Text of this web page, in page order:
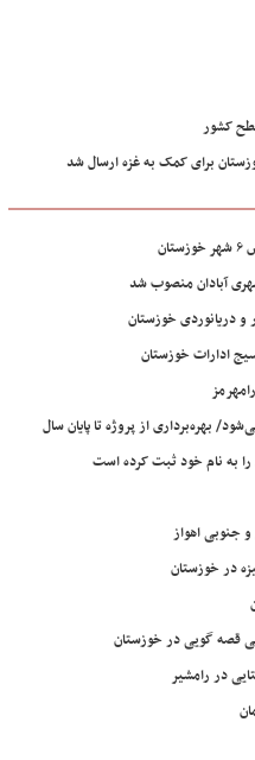
کشور
برای کمک به غزه ارسال شد
آبادان منصوب شد
و دریانوردی خوزستان
ادارات خوزستان
بهره‌برداری از پروژه تا پایان سال
را به نام خود ثبت کرده است
جنوبی اهواز
قصه گویی در خوزستان
در رامشیر